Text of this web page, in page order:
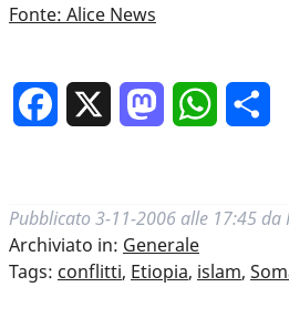
Fonte: Alice News
Facebook Mastodon
Pubblicato 3-11-2006 alle 17:45 da
Archiviato in: Generale
Tags: conflitti, Etiopia, islam,